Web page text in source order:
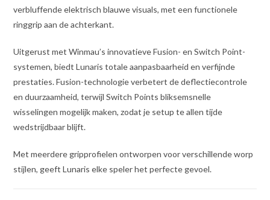
verbluffende elektrisch blauwe visuals, met een functionele
ringgrip aan de achterkant.
Uitgerust met Winmau’s innovatieve Fusion- en Switch Point-
systemen, biedt Lunaris totale aanpasbaarheid en verfijnde
prestaties. Fusion-technologie verbetert de deflectiecontrole
en duurzaamheid, terwijl Switch Points bliksemsnelle
wisselingen mogelijk maken, zodat je setup te allen tijde
wedstrijdbaar blijft.
Met meerdere gripprofielen ontworpen voor verschillende worp
stijlen, geeft Lunaris elke speler het perfecte gevoel.